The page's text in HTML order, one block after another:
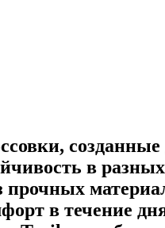
в
в течение